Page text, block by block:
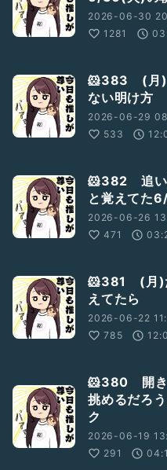
2026-06-30
1281
🐹383 (月)
ない明け方
2026-06-29
533
🐹382 追い
と覚えてた
2026-06-26
471
🐹381 (月)
えてたら
2026-06-22
785
🐹380 開き
挑めるだろ
ク
2026-06-19
291